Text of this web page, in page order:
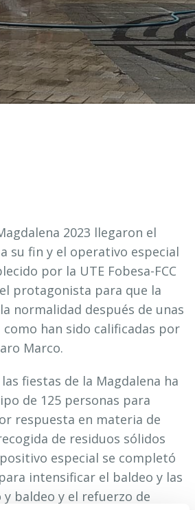
2023 llegaron el
su fin y el operativo especial
por la UTE Fobesa-FCC
protagonista para que la
normalidad después de unas
han sido calificadas por
Marco.
fiestas de la Magdalena ha
de 125 personas para
respuesta en materia de
de residuos sólidos
especial se completó
intensificar el baldeo y las
baldeo y el refuerzo de